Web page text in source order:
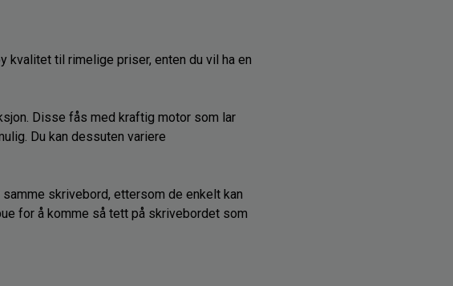
kvalitet til rimelige priser, enten du vil ha en
Disse fås med kraftig motor som lar
Du kan dessuten variere
skrivebord, ettersom de enkelt kan
for å komme så tett på skrivebordet som